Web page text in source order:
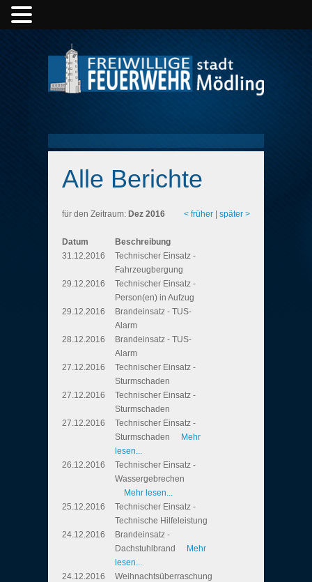
Alle Berichte
< früher später >
für den Zeitraum: Dez 2016
Datum
Beschreibung
31.12.2016
Technischer Einsatz -
Fahrzeugbergung
29.12.2016
Technischer Einsatz -
Person(en) in Aufzug
29.12.2016
Brandeinsatz - TUS-
Alarm
28.12.2016
Brandeinsatz - TUS-
Alarm
27.12.2016
Technischer Einsatz -
Sturmschaden
27.12.2016
Technischer Einsatz -
Sturmschaden
27.12.2016
Technischer Einsatz -
Sturmschaden
Mehr
lesen...
26.12.2016
Technischer Einsatz -
Wassergebrechen
Mehr lesen...
25.12.2016
Technischer Einsatz -
Technische Hilfeleistung
24.12.2016
Brandeinsatz -
Dachstuhlbrand
Mehr
lesen...
24.12.2016
Weihnachtsüberraschung